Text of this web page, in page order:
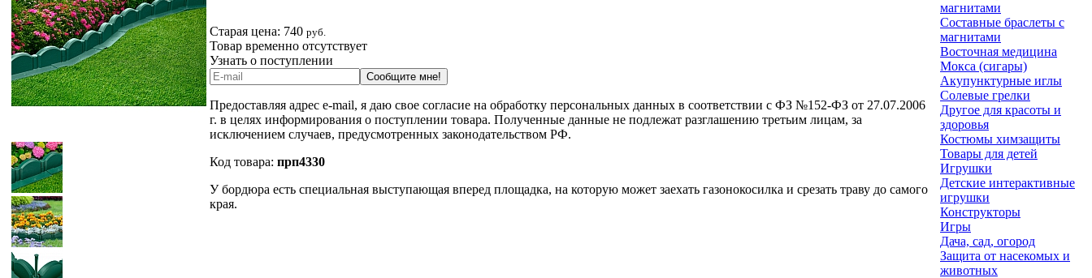
Старая цена: 740 руб.
Товар временно отсутствует
Узнать о поступлении
Сообщите мне!
Предоставляя адрес e-mail, я даю свое согласие на обработку персональных данных в соответствии с ФЗ №152-ФЗ от 27.07.2006
г. в целях информирования о поступлении товара. Полученные данные не подлежат разглашению третьим лицам, за
исключением случаев, предусмотренных законодательством РФ.
Код товара: прп4330
У бордюра есть специальная выступающая вперед площадка, на которую может заехать газонокосилка и срезать траву до самого
края.
магнитами
Составные браслеты с
магнитами
Восточная медицина
Мокса (сигары)
Акупунктурные иглы
Солевые грелки
Другое для красоты и
здоровья
Костюмы химзащиты
Товары для детей
Игрушки
Детские интерактивные
игрушки
Конструкторы
Игры
Дача, сад, огород
Защита от насекомых и
животных